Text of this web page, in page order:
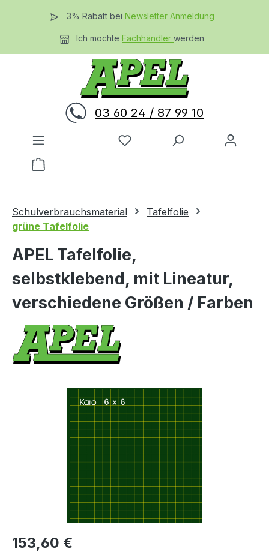
Zum Hauptinhalt springen
3% Rabatt bei Newsletter Anmeldung
Ich möchteFachhändlerwerden
03 60 24 / 87 99 10
Du hast 0 Produkte auf dem
Warenkorb enthält 0 Positionen. Der
Schulverbrauchsmaterial
Tafelfolie
grüne Tafelfolie
APEL Tafelfolie,
selbstklebend, mit Lineatur,
verschiedene Größen / Farben
153,60 €